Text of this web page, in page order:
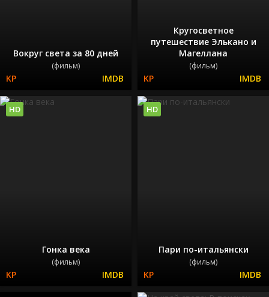
Вокруг света за 80 дней
(фильм)
Кругосветное
путешествие Элькано и
Магеллана
(фильм)
Гонка века
(фильм)
HD
Пари по-итальянски
(фильм)
HD